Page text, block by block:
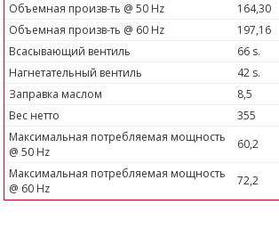
Объемная произв-ть @ 50 Hz
164,30
Объемная произв-ть @ 60 Hz
197,16
Всасывающий вентиль
66 s.
Нагнетательный вентиль
42 s.
Заправка маслом
8,5
Вес нетто
355
Максимальная потребляемая мощность
@ 50 Hz
60,2
Максимальная потребляемая мощность
@ 60 Hz
72,2